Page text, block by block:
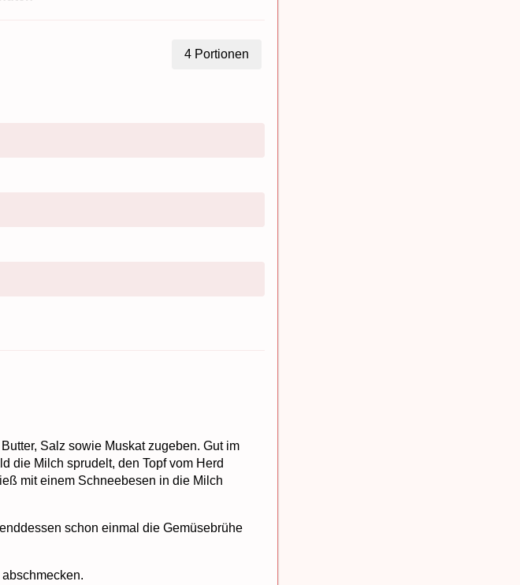
4 Portionen
Salz sowie Muskat zugeben. Gut im
die Milch sprudelt, den Topf vom Herd
mit einem Schneebesen in die Milch
schon einmal die Gemüsebrühe